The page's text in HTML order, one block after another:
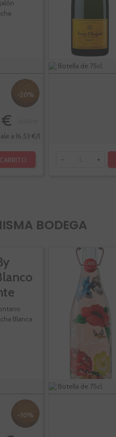
-20%
a 16,53 €/l
Botella de 75cl.
- +
BODEGA
Blanca
-10%
Botella de 75cl.